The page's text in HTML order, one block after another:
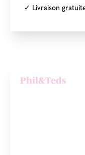
✓ Livraison
Phil&Teds